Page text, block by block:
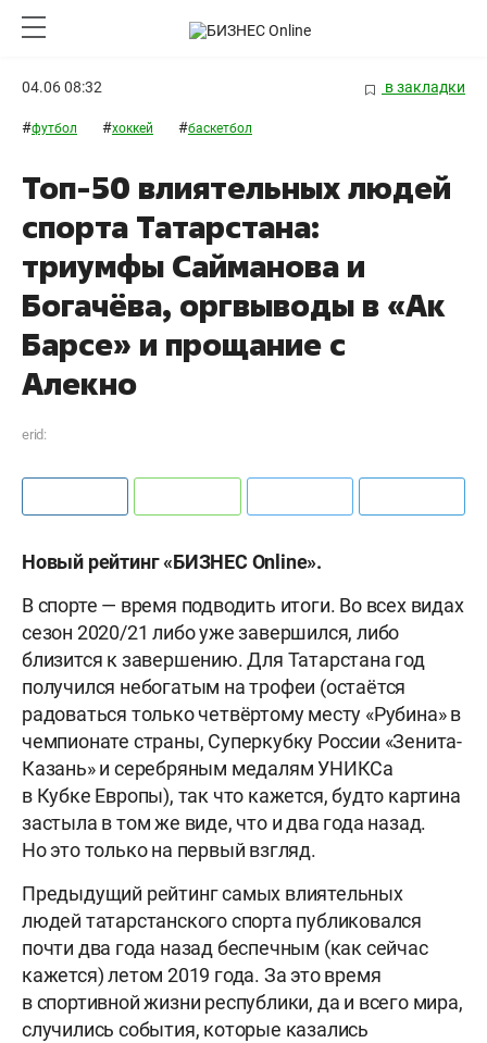
04.06 08:32 в закладки
#футбол #хоккей #баскетбол
Топ-50 влиятельных людей
спорта Татарстана:
триумфы Сайманова и
Богачёва, оргвыводы в «Ак
Барсе» и прощание с
Алекно
erid:
Новый рейтинг «БИЗНЕС Online».
В спорте — время подводить итоги. Во всех видах
сезон 2020/21 либо уже завершился, либо
близится к завершению. Для Татарстана год
получился небогатым на трофеи (остаётся
радоваться только четвёртому месту «Рубина» в
чемпионате страны, Суперкубку России «Зенита-
Казань» и серебряным медалям УНИКСа
в Кубке Европы), так что кажется, будто картина
застыла в том же виде, что и два года назад.
Но это только на первый взгляд.
Предыдущий рейтинг самых влиятельных
людей татарстанского спорта публиковался
почти два года назад беспечным (как сейчас
кажется) летом 2019 года. За это время
в спортивной жизни республики, да и всего мира,
случились события, которые казались